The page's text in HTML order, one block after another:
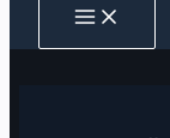
MAIN
MENU